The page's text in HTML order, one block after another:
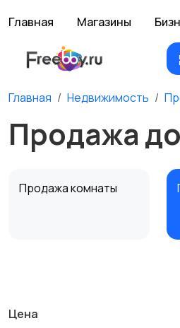
Главная Магазины
Главная Недвижимость
Продажа
Продажа комнаты
Цена